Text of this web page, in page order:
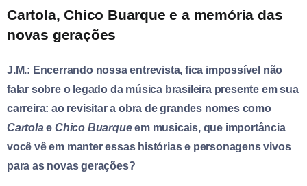
Cartola, Chico Buarque e a memória das
novas gerações
J.M.: Encerrando nossa entrevista, fica impossível não
falar sobre o legado da música brasileira presente em sua
carreira: ao revisitar a obra de grandes nomes como
CartolaeChico Buarqueem musicais, que importância
você vê em manter essas histórias e personagens vivos
para as novas gerações?